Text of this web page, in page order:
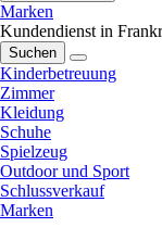
Marken
Kundendienst in
Suchen
Kinderbetreuung
Zimmer
Kleidung
Schuhe
Spielzeug
Outdoor und Sport
Schlussverkauf
Marken